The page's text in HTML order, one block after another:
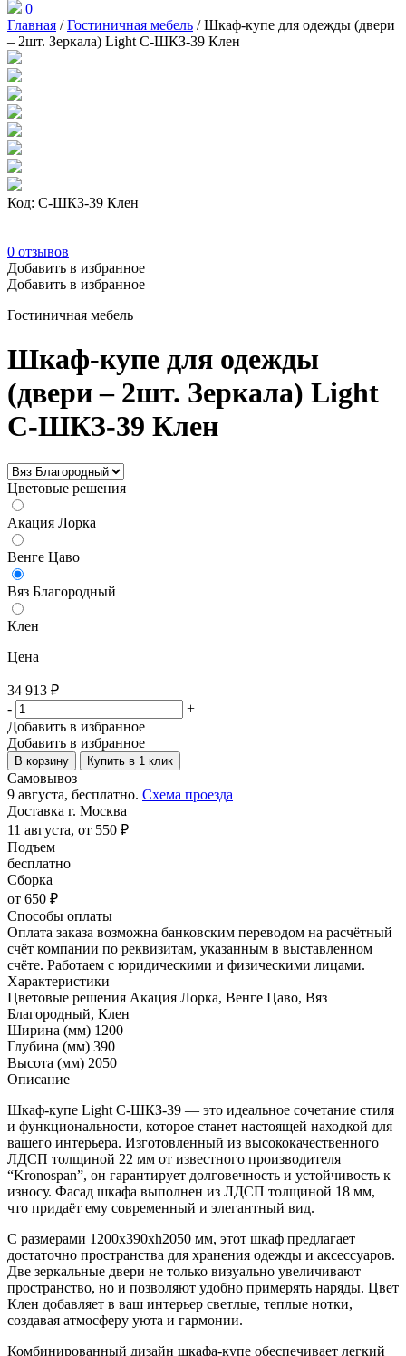
0
Главная /Гостиничная мебель / Шкаф-купе для одежды (двери
– 2шт. Зеркала) Light С-ШКЗ-39 Клен
Код: С-ШКЗ-39 Клен
0 отзывов
Добавить в избранное
Добавить в избранное
Гостиничная мебель
Шкаф-купе для одежды
(двери – 2шт. Зеркала) Light
С-ШКЗ-39 Клен
Цветовые решения
Акация Лорка
Венге Цаво
Вяз Благородный
Клен
Цена
34 913 ₽
-
+
Добавить в избранное
Добавить в избранное
В корзину Купить в 1 клик
Самовывоз
9 августа, бесплатно. Схема проезда
Доставка г. Москва
11 августа, от 550 ₽
Подъем
бесплатно
Сборка
от 650 ₽
Способы оплаты
Оплата заказа возможна банковским переводом на расчётный
счёт компании по реквизитам, указанным в выставленном
счёте. Работаем с юридическими и физическими лицами.
Характеристики
Цветовые решения Акация Лорка, Венге Цаво, Вяз
Благородный, Клен
Ширина (мм) 1200
Глубина (мм) 390
Высота (мм) 2050
Описание
Шкаф-купе Light С-ШКЗ-39 — это идеальное сочетание стиля
и функциональности, которое станет настоящей находкой для
вашего интерьера. Изготовленный из высококачественного
ЛДСП толщиной 22 мм от известного производителя
“Kronospan”, он гарантирует долговечность и устойчивость к
износу. Фасад шкафа выполнен из ЛДСП толщиной 18 мм,
что придаёт ему современный и элегантный вид.
С размерами 1200x390xh2050 мм, этот шкаф предлагает
достаточно пространства для хранения одежды и аксессуаров.
Две зеркальные двери не только визуально увеличивают
пространство, но и позволяют удобно примерять наряды. Цвет
Клен добавляет в ваш интерьер светлые, теплые нотки,
создавая атмосферу уюта и гармонии.
Комбинированный дизайн шкафа-купе обеспечивает легкий